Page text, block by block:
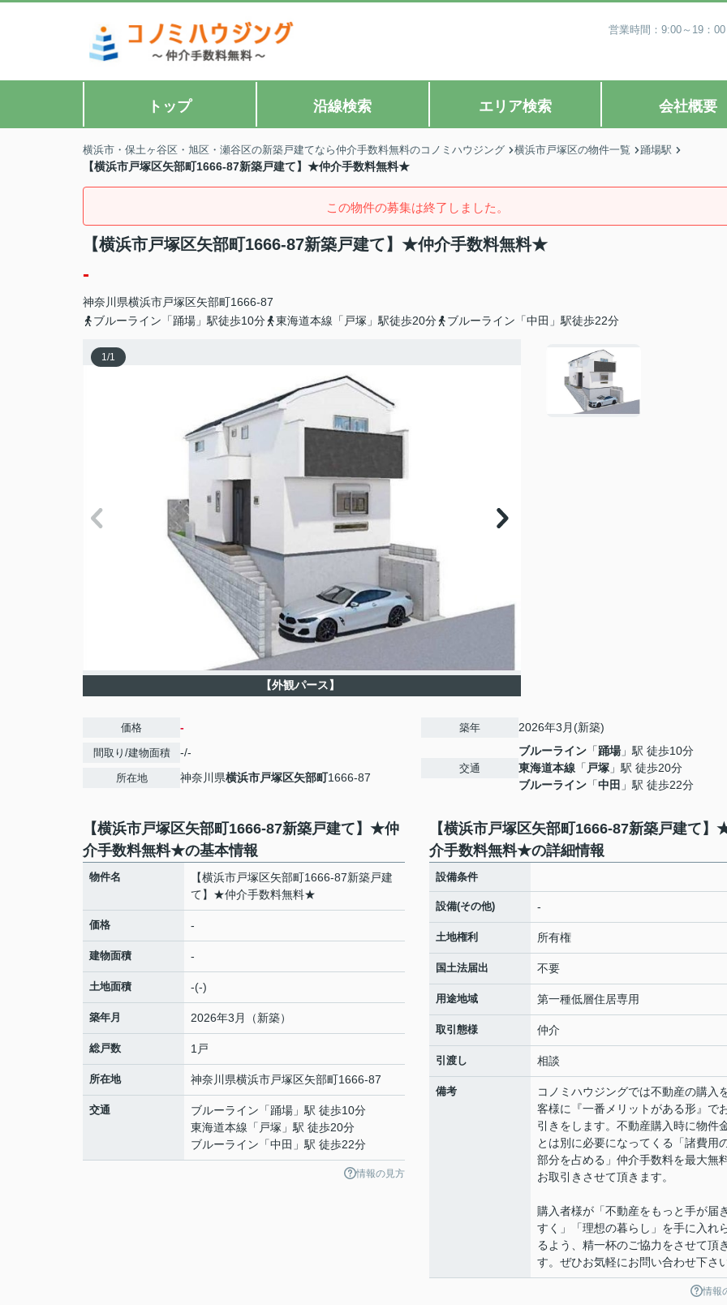
営業時間：9:00～19：
トップ 沿線検索 エリア検索 会社概要
横浜市・保土ヶ谷区・旭区・瀬谷区の新築戸建てなら仲介手数料無料のコノミハウジング 横浜市戸塚区の物件一覧 踊場駅
【横浜市戸塚区矢部町1666-87新築戸建て】★仲介手数料無料★
この物件の募集は終了しました。
【横浜市戸塚区矢部町1666-87新築戸建て】★仲介手数料無料★
-
神奈川県横浜市戸塚区矢部町1666-87
ブルーライン「踊場」駅徒歩10分
東海道本線「戸塚」駅徒歩20分 ブルーライン「中田」駅徒歩22分
1/1
【外観パース】
価格 -
間取り/建物面積 -/-
所在地 神奈川県横浜市戸塚区矢部町1666-87
築年 2026年3月(新築)
交通
ブルーライン 「踊場」駅 徒歩10分
東海道本線 「 戸塚 」駅 徒歩20分
ブルーライン 「中田 」駅 徒歩22分
【横浜市戸塚区矢部町1666-87新築戸建て】★仲
介手数料無料★の基本情報
物件名
【横浜市戸塚区矢部町1666-87新築戸建
て】★仲介手数料無料★
価格 -
建物面積 -
土地面積 -(-)
築年月 2026年3月（新築）
総戸数 1戸
所在地 神奈川県横浜市戸塚区矢部町1666-87
交通 ブルーライン 「踊場 」駅 徒歩10分
東海道本線 「 戸塚 」駅 徒歩20分
ブルーライン 「中田 」駅 徒歩22分
情報の見方
【横浜市戸塚区矢部町1666-87新築戸建て】
介手数料無料★の詳細情報
設備条件
設備(その他) -
土地権利 所有権
国土法届出 不要
用途地域 第一種低層住居専用
取引態様 仲介
引渡し 相談
備考
コノミハウジングでは不動産の購入
客様に『一番メリットがある形』で
引きをします。不動産購入時に物件
とは別に必要になってくる「諸費用
部分を占める」仲介手数料を最大無
お取引きさせて頂きます。
購入者様が「不動産をもっと手が届
すく」「理想の暮らし」を手に入れ
るよう、精一杯のご協力をさせて頂
す。ぜひお気軽にお問い合わせ下さ
情報